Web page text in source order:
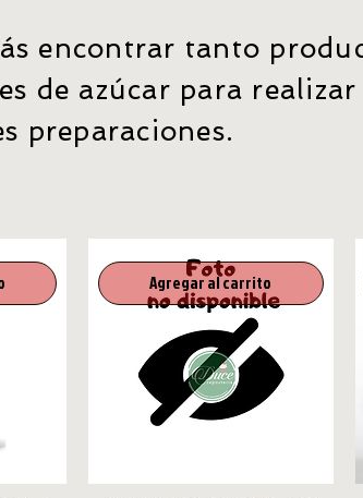
encontrar tanto
de azúcar para
preparaciones.
Agregar al carrito